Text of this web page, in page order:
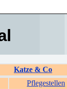
Katze & Co
Pflegestellen